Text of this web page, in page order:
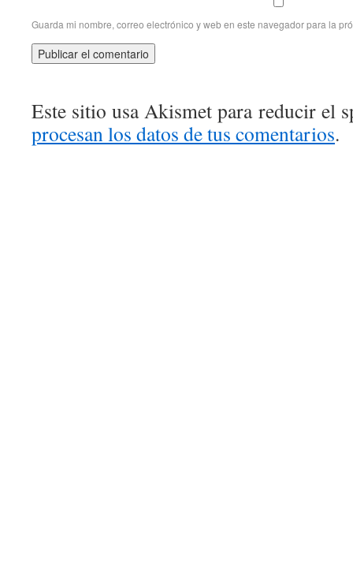
Guarda mi nombre, correo electrónico y web en este navegador para la
Este sitio usa Akismet para reducir el
procesan los datos de tus comentarios.